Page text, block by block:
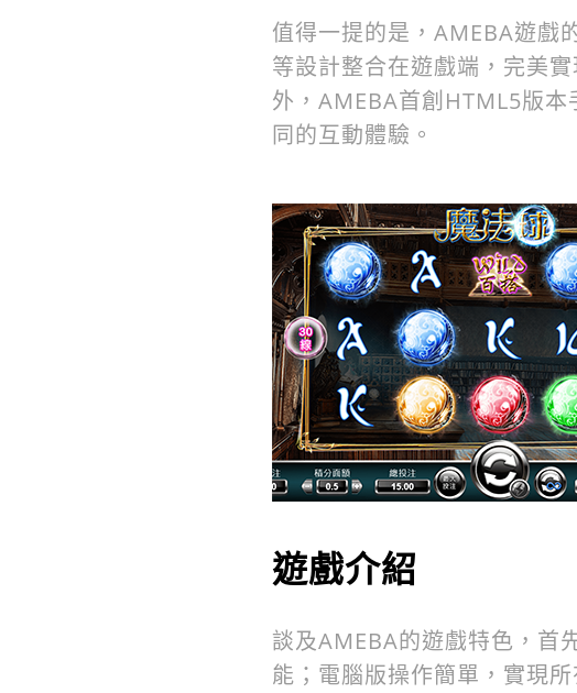
值得一提的是，AMEBA遊戲
等設計整合在遊戲端，完美
外，AMEBA首創HTML5版
同的互動體驗。
遊戲介紹
談及AMEBA的遊戲特色，首
能；電腦版操作簡單，實現